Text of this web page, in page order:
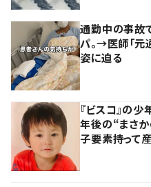
通勤中の事故
パ。→医師「元
姿に迫る
『ビスコ』の
年後の“まさか
子要素持って産